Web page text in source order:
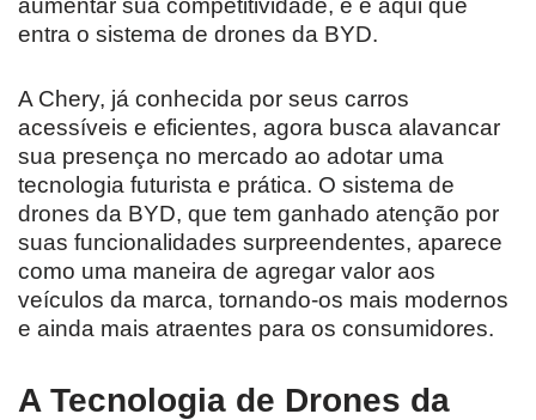
aumentar sua competitividade, e é aqui que
entra o sistema de drones da BYD.
A Chery, já conhecida por seus carros
acessíveis e eficientes, agora busca alavancar
sua presença no mercado ao adotar uma
tecnologia futurista e prática. O sistema de
drones da BYD, que tem ganhado atenção por
suas funcionalidades surpreendentes, aparece
como uma maneira de agregar valor aos
veículos da marca, tornando-os mais modernos
e ainda mais atraentes para os consumidores.
A Tecnologia de Drones da